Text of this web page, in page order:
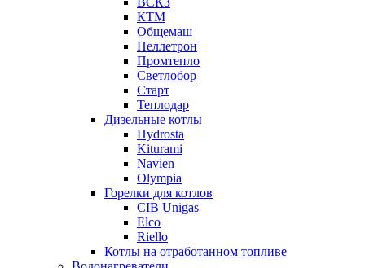
КТМ
Общемаш
Пеллетрон
Промтепло
Светлобор
Старт
Теплодар
Дизельные котлы
Hydrosta
Kiturami
Navien
Olympia
Горелки для котлов
CIB Unigas
Elco
Riello
Котлы на отработанном топливе